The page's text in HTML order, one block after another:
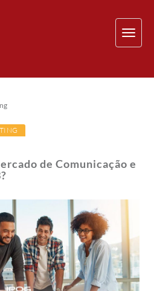
de Comunicação e